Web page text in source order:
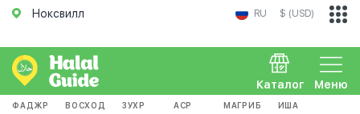
Ноксвилл RU $ (USD)
Меню
Каталог
ФАДЖР ВОСХОД ЗУХР АСР МАГРИБ ИША